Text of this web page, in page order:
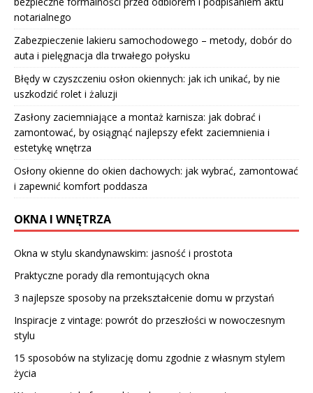
notarialnego
Zabezpieczenie lakieru samochodowego – metody, dobór do
auta i pielęgnacja dla trwałego połysku
Błędy w czyszczeniu osłon okiennych: jak ich unikać, by nie
uszkodzić rolet i żaluzji
Zasłony zaciemniające a montaż karnisza: jak dobrać i
zamontować, by osiągnąć najlepszy efekt zaciemnienia i
estetykę wnętrza
Osłony okienne do okien dachowych: jak wybrać, zamontować
i zapewnić komfort poddasza
OKNA I WNĘTRZA
Okna w stylu skandynawskim: jasność i prostota
Praktyczne porady dla remontujących okna
3 najlepsze sposoby na przekształcenie domu w przystań
Inspiracje z vintage: powrót do przeszłości w nowoczesnym
stylu
15 sposobów na stylizację domu zgodnie z własnym stylem
życia